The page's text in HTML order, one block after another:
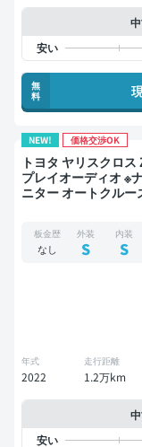
無
料
NEW! 価格交渉OK
トヨタ ヤリスクロス Z 美品 禁煙車 整備記録簿あり デ
プレイオーディオ ※
ニター オートクルー
板金歴
なし
外装
S
内装
S
年式
2022
走行距離
1.2万km